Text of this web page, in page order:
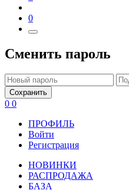
0
Сменить пароль
Сохранить
0 0
ПРОФИЛЬ
Войти
Регистрация
НОВИНКИ
РАСПРОДАЖА
БАЗА